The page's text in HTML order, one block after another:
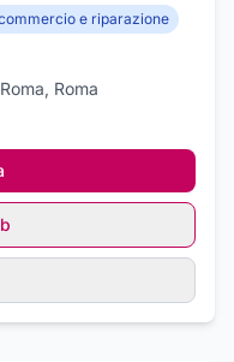
e riparazione
Roma